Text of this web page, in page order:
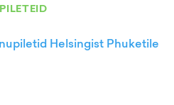
Helsingist Phuketile